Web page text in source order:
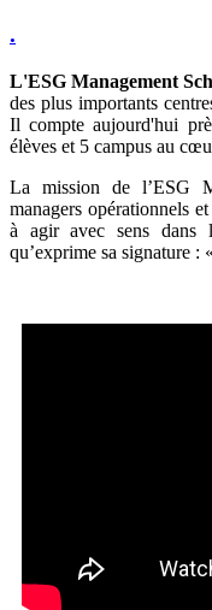
.
L'ESG Management
des plus importants
Il compte aujourd'hui
élèves et 5 campus au
La mission de l’ESG
managers opérationnels
à agir avec sens dans
qu’exprime sa signature :